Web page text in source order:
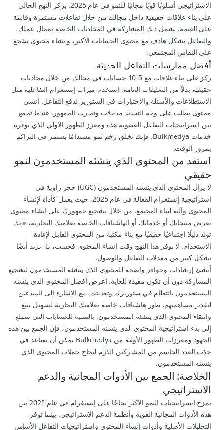
الاستراتيجي أسلوبًا قويًا مجانيًا للنمو في عام 2025. يركز النهج الحالي
على بناء علاقات حقيقية داخل مجالك من خلال تفاعلات مستمرة وقائمة
على القيمة. يشمل ذلك المشاركة في المحادثات الخاصة بمجال عملك،
والتفاعل بشكل هادف مع محتوى الحسابات الأكبر، وإنشاء محتوى يشجع
على النقاش المجتمعي.
أفضل ممارسات التفاعل الحديثة
ركز على بناء علاقات مع 5-10 حسابات في مجالك من خلال محادثات
حقيقية بدلاً من التعليقات العامة. استخدم ميزات إنستغرام التفاعلية مثل
الاستطلاعات والأسئلة والاختبارات في الستوريز لدفع التفاعل. أنشئ
محتوى يطلب على وجه التحديد مدخلات وتجارب الجمهور. عندما تجمع
بين استراتيجيات التفاعل العضوية هذه ومعزز الظهور الأولي الذي توفره
خدمات Bulkmedya، فإنك تخلق زخم نمو مستدامًا يستمر في التراكم
بمرور الوقت.
استفد من المحتوى الذي ينشئه المستخدمون لنمو
حقيقي
لا يزال المحتوى الذي ينشئه المستخدمون (UGC) حجر زاوية في
استراتيجية إنستغرام الفعالة في عام 2025، حيث يعمل كأداة لإنشاء
المحتوى وآلية لبناء المجتمع. من خلال تشجيع جمهورك على إنشاء محتوى
يعرض منتجاتك أو خدماتك أو الهاشتاقات الخاصة بعلامتك التجارية، فإنك
تولد دليلًا اجتماعيًا حقيقيًا مع بناء مكتبة من المحتوى القابل لإعادة
الاستخدام. لا يوفر هذا النهج وقت إنشاء المحتوى فحسب، بل يزيد أيضًا
بشكل كبير من معدلات التفاعل والوصول.
أنشئ إرشادات وحوافز واضحة للمحتوى الذي ينشئه المستخدمون لتشجيع
المشاركة دون أن تكون مقيدة للغاية. اعرض أفضل المحتوى الذي ينشئه
المستخدمون بانتظام في ستوريزك وتغذيتك، مع الإشارة إلى المبدعين
لتقدير مساهمتهم. طور هاشتاقات خاصة بعلامتك التجارية لتسهيل تتبع
وانتقاء المحتوى الذي ينشئه المستخدمون. بالنسبة للحسابات التي تتطلع
إلى بدء استراتيجية المحتوى الذي ينشئه المستخدمون، فإن الجمع بين هذه
الجهود ومعززات الظهور الأولية من Bulkmedya يمكن أن يساعد في
جذب العدد الحاسم من المشاركين اللازم لنجاح حملات المحتوى الذي
ينشئه المستخدمون.
الخلاصة: الجمع بين الأدوات المجانية والدعم
الاستراتيجي
تمزج استراتيجيات النمو الأكثر نجاحًا على إنستغرام في عام 2025 بين
هذه الأدوات المجانية القوية وأنظمة الدعم الاستراتيجي. بينما توفر
التحليلات الأصلية وأدوات إنشاء المحتوى واستراتيجيات التفاعل الأساس